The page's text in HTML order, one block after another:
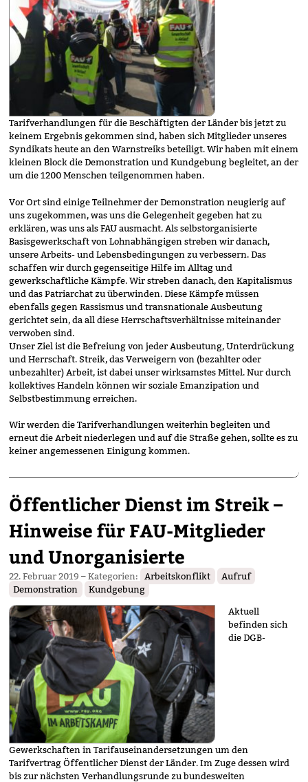
Tarifverhandlungen für die Beschäftigten der Länder bis jetzt zu
keinem Ergebnis gekommen sind, haben sich Mitglieder unseres
Syndikats heute an den Warnstreiks beteiligt. Wir haben mit einem
kleinen Block die Demonstration und Kundgebung begleitet, an der
um die 1200 Menschen teilgenommen haben.
Vor Ort sind einige Teilnehmer der Demonstration neugierig auf
uns zugekommen, was uns die Gelegenheit gegeben hat zu
erklären, was uns als FAU ausmacht. Als selbstorganisierte
Basisgewerkschaft von Lohnabhängigen streben wir danach,
unsere Arbeits- und Lebensbedingungen zu verbessern. Das
schaffen wir durch gegenseitige Hilfe im Alltag und
gewerkschaftliche Kämpfe. Wir streben danach, den Kapitalismus
und das Patriarchat zu überwinden. Diese Kämpfe müssen
ebenfalls gegen Rassismus und transnationale Ausbeutung
gerichtet sein, da all diese Herrschaftsverhältnisse miteinander
verwoben sind.
Unser Ziel ist die Befreiung von jeder Ausbeutung, Unterdrückung
und Herrschaft. Streik, das Verweigern von (bezahlter oder
unbezahlter) Arbeit, ist dabei unser wirksamstes Mittel. Nur durch
kollektives Handeln können wir soziale Emanzipation und
Selbstbestimmung erreichen.
Wir werden die Tarifverhandlungen weiterhin begleiten und
erneut die Arbeit niederlegen und auf die Straße gehen, sollte es zu
keiner angemessenen Einigung kommen.
Öffentlicher Dienst im Streik –
Hinweise für FAU-Mitglieder
und Unorganisierte
22. Februar 2019 – Kategorien: Arbeitskonflikt
Aufruf
Demonstration
Kundgebung
Aktuell
befinden sich
die DGB-
Gewerkschaften in Tarifauseinandersetzungen um den
Tarifvertrag Öffentlicher Dienst der Länder. Im Zuge dessen wird
bis zur nächsten Verhandlungsrunde zu bundesweiten